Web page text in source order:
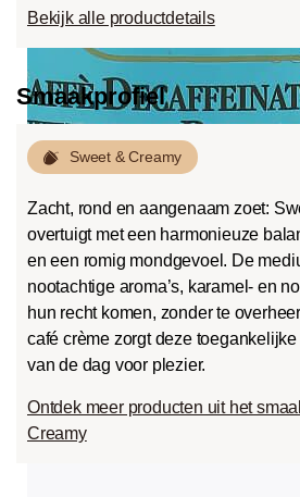
Bekijk alle productdetails
Smaakprofiel
Sweet & Creamy
Zacht, rond en aangenaam zoet:
overtuigt met een harmonieuze
en een romig mondgevoel. De
nootachtige aroma’s, karamel- en
hun recht komen, zonder te
café crème zorgt deze
van de dag voor plezier.
Ontdek meer producten uit het
Creamy